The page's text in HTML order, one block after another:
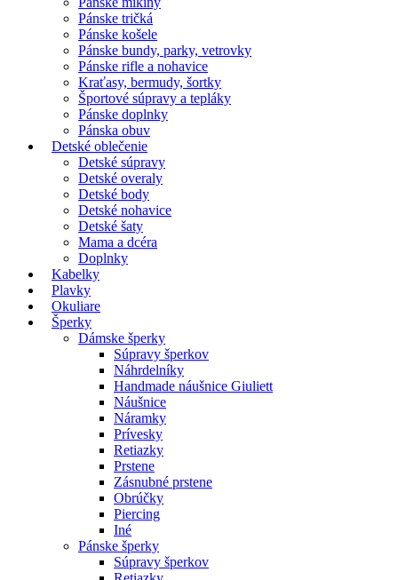
Pánske tričká
Pánske košele
Pánske bundy, parky, vetrovky
Pánske rifle a nohavice
Kraťasy, bermudy, šortky
Športové súpravy a tepláky
Pánske doplnky
Pánska obuv
Detské oblečenie
Detské súpravy
Detské overaly
Detské body
Detské nohavice
Detské šaty
Mama a dcéra
Doplnky
Kabelky
Plavky
Okuliare
Šperky
Dámske šperky
Súpravy šperkov
Náhrdelníky
Handmade náušnice Giuliett
Náušnice
Náramky
Prívesky
Retiazky
Prstene
Zásnubné prstene
Obrúčky
Piercing
Iné
Pánske šperky
Súpravy šperkov